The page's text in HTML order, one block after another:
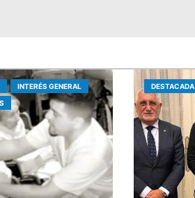
INTERÉS GENERAL
DESTACADA